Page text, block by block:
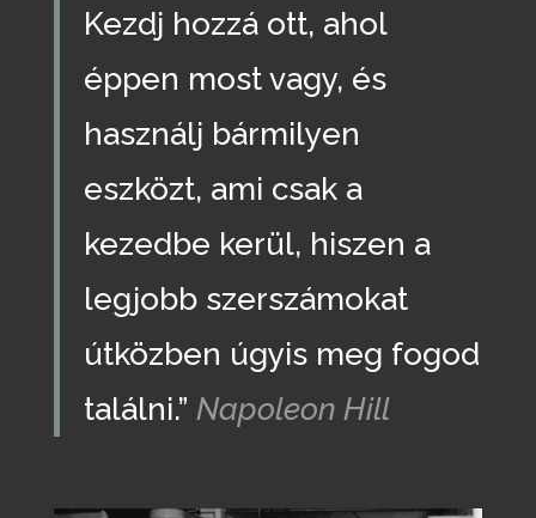
Kezdj hozzá ott, ahol
éppen most vagy, és
használj bármilyen
eszközt, ami csak a
kezedbe kerül, hiszen a
legjobb szerszámokat
útközben úgyis meg fogod
találni.” Napoleon Hill